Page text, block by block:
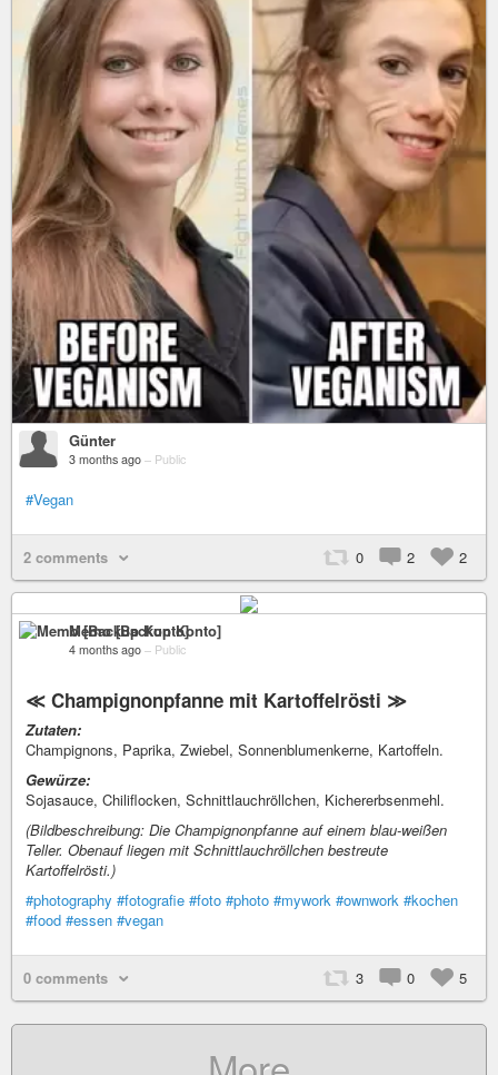
Günter
3 months ago – Public
#Vegan
2 comments 0 2 2
Memo [Backup Konto]
4 months ago – Public
≪ Champignonpfanne mit Kartoffelrösti ≫
Zutaten:
Champignons, Paprika, Zwiebel, Sonnenblumenkerne, Kartoffeln.
Gewürze:
Sojasauce, Chiliflocken, Schnittlauchröllchen, Kichererbsenmehl.
(Bildbeschreibung: Die Champignonpfanne auf einem blau-weißen
Teller. Obenauf liegen mit Schnittlauchröllchen bestreute
Kartoffelrösti.)
#photography #fotografie #foto #photo #mywork #ownwork #kochen
#food #essen #vegan
0 comments 3 0 5